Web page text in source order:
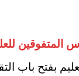
للعلوم والتكنولوجيا
بفتح باب